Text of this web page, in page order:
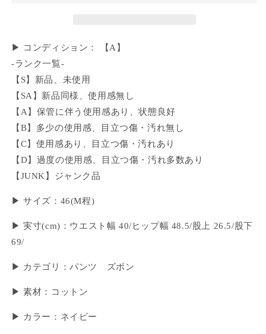
▶ コンディション： 【A】
-ランク一覧-
【S】新品、未使用
【SA】新品同様、使用感無し
【A】保管に伴う使用感あり、状態良好
【B】多少の使用感、目立つ傷・汚れ無し
【C】使用感あり、目立つ傷・汚れあり
【D】過度の使用感、目立つ傷・汚れ多数あり
【JUNK】ジャンク品
▶ サイズ：46(M程)
▶ 実寸(cm)：ウエスト幅 40/ヒップ幅 48.5/股上 26.5/股下
69/
▶ カテゴリ：パンツ ズボン
▶ 素材：コットン
▶ カラー：ネイビー